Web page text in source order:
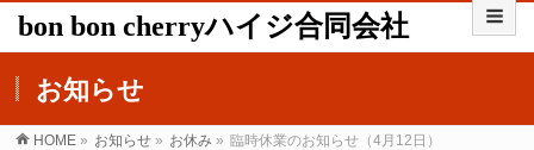
bon bon cherryハイジ合同会社
お知らせ
HOME » お知らせ » お休み » 臨時休業のお知らせ（4月12日）